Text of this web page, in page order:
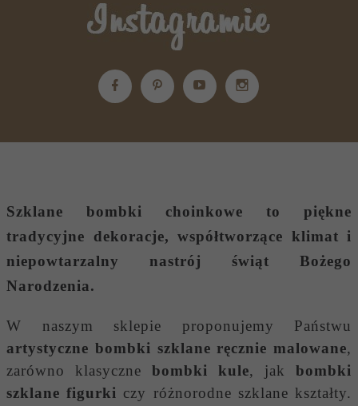
Szklane bombki choinkowe to piękne
tradycyjne dekoracje, współtworzące klimat i
niepowtarzalny nastrój świąt Bożego
Narodzenia.
W naszym sklepie proponujemy Państwu
artystyczne bombki szklane ręcznie malowane,
zarówno klasyczne bombki kule, jak bombki
szklane figurki czy różnorodne szklane kształty.